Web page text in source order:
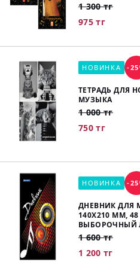
1 300 тг
975 тг
НОВИНКА -
ТЕТРАДЬ ДЛЯ
МУЗЫКА
1 000 тг
750 тг
НОВИНКА -
ДНЕВНИК ДЛЯ
140Х210 ММ, 48
ВЫБОРОЧНЫЙ
1 600 тг
1 200 тг